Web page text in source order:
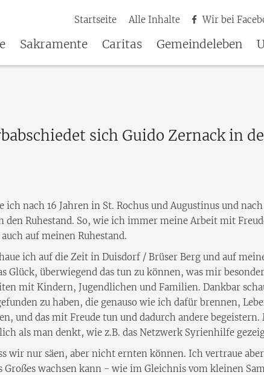
Startseite Alle Inhalte Wir bei
Sakramente Caritas Gemeindeleben
sich Guido Zernack in
ich nach 16 Jahren in St. Rochus und Augustinus und
den Ruhestand. So, wie ich immer meine Arbeit mit
auf meinen Ruhestand.
ich auf die Zeit in Duisdorf / Brüser Berg und auf
Glück, überwiegend das tun zu können, was mir
mit Kindern, Jugendlichen und Familien. Dankbar
zu haben, die genauso wie ich dafür brennen,
und das mit Freude tun und dadurch andere begeistern.
als man denkt, wie z.B. das Netzwerk Syrienhilfe
wir nur säen, aber nicht ernten können. Ich vertraue aber
Großes wachsen kann - wie im Gleichnis vom kleinen